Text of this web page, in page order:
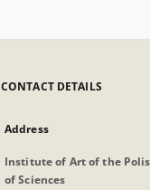
CONTACT DETAILS
Address
Institute of Art of the
of Sciences